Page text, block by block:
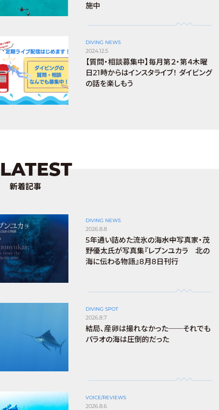
施中
DIVING NEWS
2024.12.5
【質問・相談募集中】毎月第２・第４木曜
日21時からはインスタライブ！ ダイビング
の話を楽しもう
LATEST
新着記事
DIVING NEWS
2026.8.8
5年通い詰めた流氷の海――水中写真家・茂
野優太氏が写真集『レプンユカラ 北の
海に伝わる物語』8月8日刊行
DIVING SPOT
2026.8.7
結局、産卵は撮れなかった──それでも
パラオの海は圧倒的だった
VOICE/REVIEWS
2026.8.6